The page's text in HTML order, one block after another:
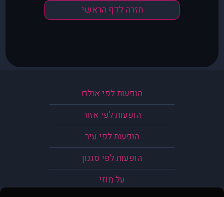
חזרה לדף הראשי
הופעות לפי אולם
הופעות לפי אזור
הופעות לפי עיר
הופעות לפי סגנון
על מוזי